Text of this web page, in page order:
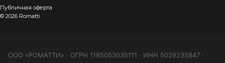
Публичная оферта
© 2026 Romatti
ООО «РОМАТТИ» · ОГРН 1185053035111 · ИНН 5029235847 ·